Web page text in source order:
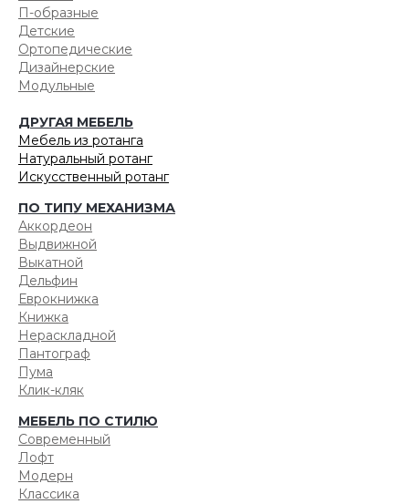
П-образные
Детские
Ортопедические
Дизайнерские
Модульные
ДРУГАЯ МЕБЕЛЬ
Мебель из ротанга
Натуральный ротанг
Искусственный ротанг
ПО ТИПУ МЕХАНИЗМА
Аккордеон
Выдвижной
Выкатной
Дельфин
Еврокнижка
Книжка
Нераскладной
Пантограф
Пума
Клик-кляк
МЕБЕЛЬ ПО СТИЛЮ
Современный
Лофт
Модерн
Классика